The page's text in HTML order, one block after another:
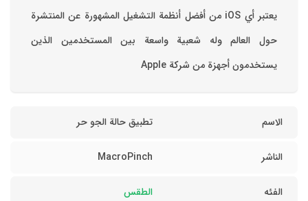
‏يعتبر أي iOS من أفضل أنظمة التشغيل المشهورة عن المنتشرة
حول العالم وله شعبية واسعة بين المستخدمين الذين
يستخدمون أجهزة من شركة Apple
الاسم تطبيق حالة الجو حر
الناشر MacroPinch
الفئه الطقس